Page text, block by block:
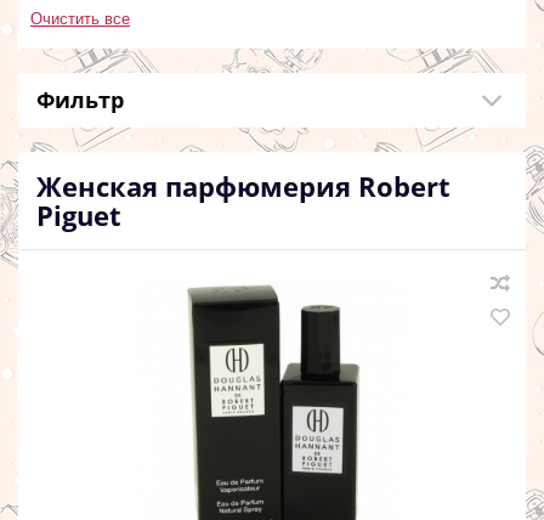
Очистить все
Фильтр
Женская парфюмерия Robert
Piguet